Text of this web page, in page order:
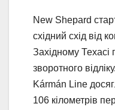
New Shepard
східний схід від
Західному Техасі
зворотного
Kármán Line
106 кілометрів